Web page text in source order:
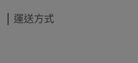
運送方式